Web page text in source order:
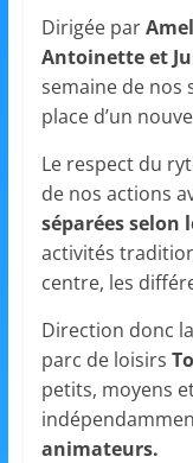
Dirigée par
Antoinette et
semaine de nos
place d’un
Le respect du
de nos actions
séparées selon
activités
centre, les
Direction donc la
parc de loisirs
petits, moyens
animateurs.